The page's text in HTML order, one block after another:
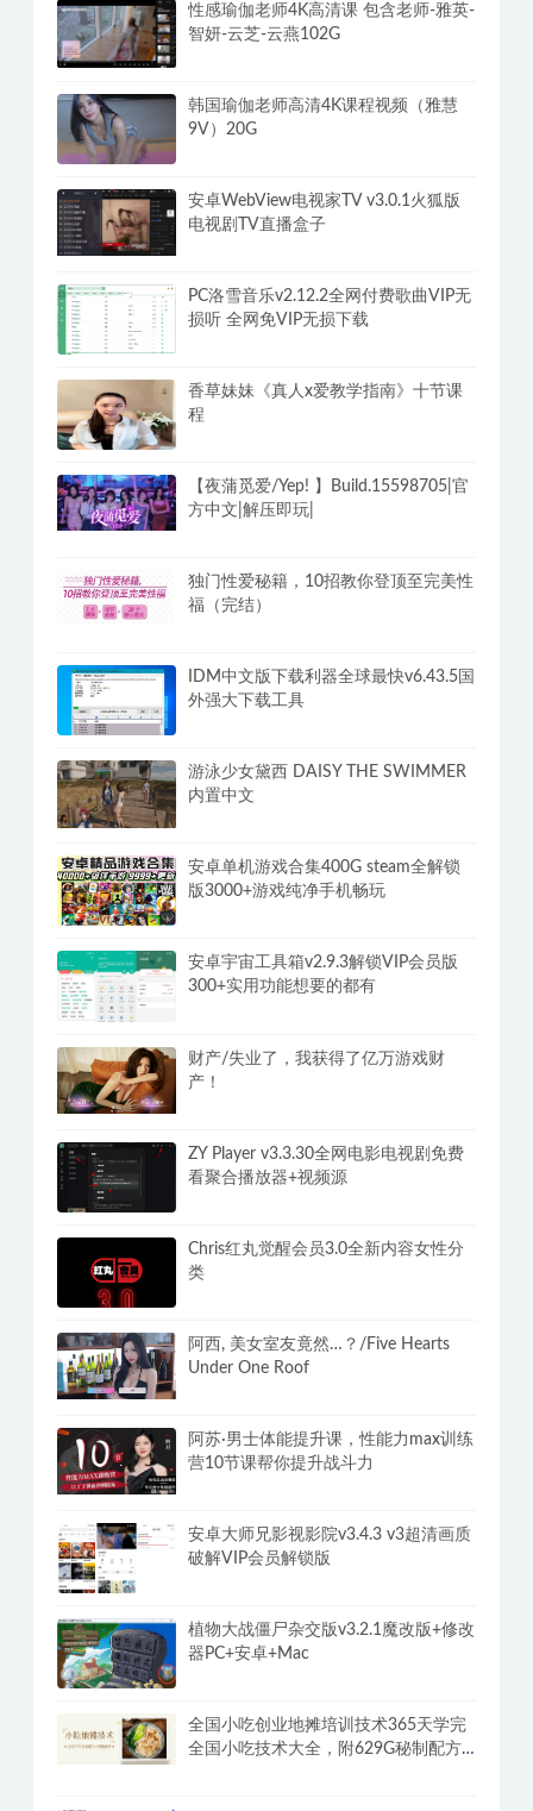
性感瑜伽老师4K高清课 包含老师-雅英-
智妍-云芝-云燕102G
韩国瑜伽老师高清4K课程视频（雅慧
9V）20G
安卓WebView电视家TV v3.0.1火狐版
电视剧TV直播盒子
PC洛雪音乐v2.12.2全网付费歌曲VIP无
损听 全网免VIP无损下载
香草妹妹《真人x爱教学指南》十节课
程
【夜蒲觅爱/Yep! 】Build.15598705|官
方中文|解压即玩|
独门性爱秘籍，10招教你登顶至完美性
福（完结）
IDM中文版下载利器全球最快v6.43.5国
外强大下载工具
游泳少女黛西 DAISY THE SWIMMER
内置中文
安卓单机游戏合集400G steam全解锁
版3000+游戏纯净手机畅玩
安卓宇宙工具箱v2.9.3解锁VIP会员版
300+实用功能想要的都有
财产/失业了，我获得了亿万游戏财
产！
ZY Player v3.3.30全网电影电视剧免费
看聚合播放器+视频源
Chris红丸觉醒会员3.0全新内容女性分
类
阿西, 美女室友竟然…？/Five Hearts
Under One Roof
阿苏·男士体能提升课，性能力max训练
营10节课帮你提升战斗力
安卓大师兄影视影院v3.4.3 v3超清画质
破解VIP会员解锁版
植物大战僵尸杂交版v3.2.1魔改版+修改
器PC+安卓+Mac
全国小吃创业地摊培训技术365天学完
全国小吃技术大全，附629G秘制配方